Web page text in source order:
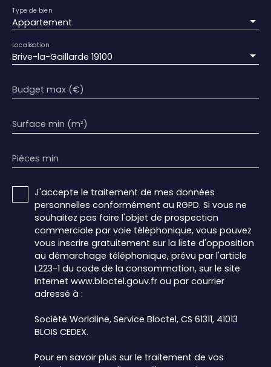
Appartement
Type de bien
Brive-la-Gaillarde 19100
Localisation
Budget max (€)
Surface min (m²)
Pièces min
J'accepte le traitement de mes données
personnelles conformément au RGPD. Si vous ne
souhaitez pas faire l'objet de prospection
commerciale par voie téléphonique, vous pouvez
vous inscrire gratuitement sur la liste d'opposition
au démarchage téléphonique, prévu par l'article
L223-1 du code de la consommation, sur le site
Internet www.bloctel.gouv.fr ou par courrier
adressé à :
Société Worldline, Service Bloctel, CS 61311, 41013
BLOIS CEDEX.
Pour en savoir plus sur le traitement de vos